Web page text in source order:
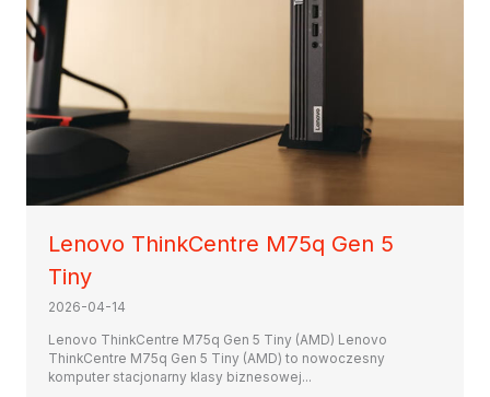
Lenovo ThinkCentre M75q Gen 5
Tiny
2026-04-14
Lenovo ThinkCentre M75q Gen 5 Tiny (AMD) Lenovo
ThinkCentre M75q Gen 5 Tiny (AMD) to nowoczesny
komputer stacjonarny klasy biznesowej...